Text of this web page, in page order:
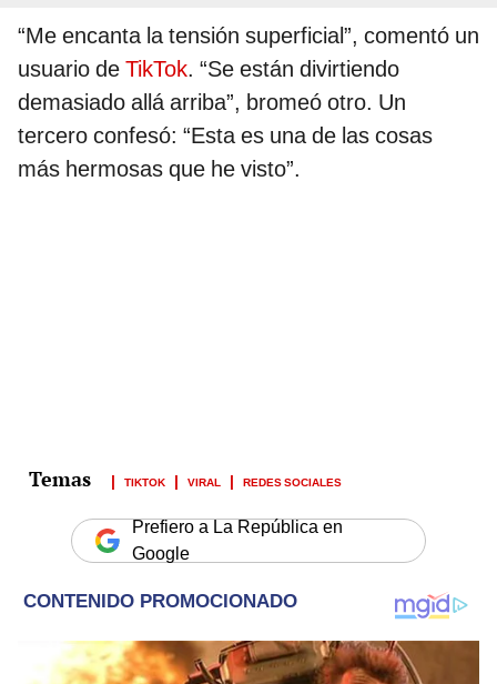
“Me encanta la tensión superficial”, comentó un
usuario de TikTok. “Se están divirtiendo
demasiado allá arriba”, bromeó otro. Un
tercero confesó: “Esta es una de las cosas
más hermosas que he visto”.
TIKTOK VIRAL REDES SOCIALES
Prefiero a La República en
Google